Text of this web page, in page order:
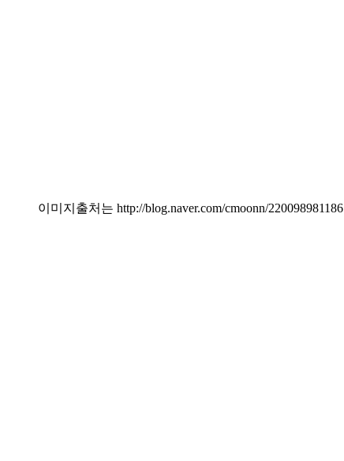
이미지출처는 http://blog.naver.com/cmoonn/220098981186